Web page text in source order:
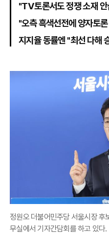
"TV토론서도 정쟁 소재
"오측 흑색선전에 양자토
지지율 동률엔 "최선 다해
정원오 더불어민주당 서울시장
무실에서 기자간담회를 하고 있다